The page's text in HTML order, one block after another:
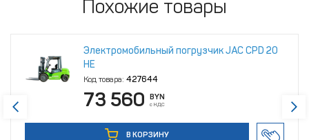
Похожие товары
Электромобильный погрузчик JAC CPD 20
HE
Код товара: 427644
73 560 BYN
с НДС
В КОРЗИНУ